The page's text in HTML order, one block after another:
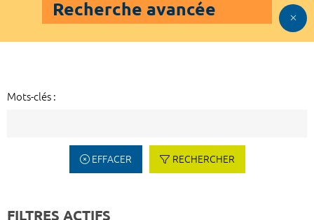
Recherche avancée
Mots-clés :
EFFACER RECHERCHER
FILTRES ACTIFS